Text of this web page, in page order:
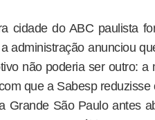
cidade do ABC paulista
administração anunciou
não poderia ser outro:
que a Sabesp
Grande São Paulo antes